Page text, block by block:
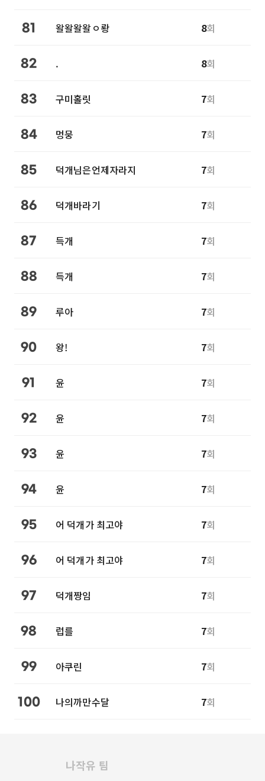
81 왈왈왈왈ㅇ뢍 8회
82 . 8회
83 구미홀릿 7회
84 멍뭉 7회
85 덕개님은언제자라지 7회
86 덕개바라기 7회
87 득개 7회
88 득개 7회
89 루아 7회
90 왕! 7회
91 윤 7회
92 윤 7회
93 윤 7회
94 윤 7회
95 어 덕개가 최고야 7회
96 어 덕개가 최고야 7회
97 덕개짱임 7회
98 럽를 7회
99 아쿠린 7회
100 나의까만수달 7회
나작유 팀